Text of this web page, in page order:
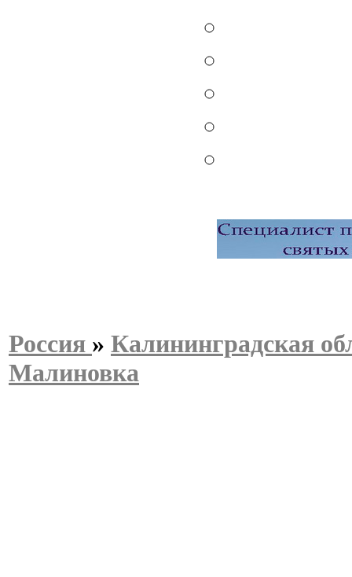
Россия » Калининградская
Малиновка